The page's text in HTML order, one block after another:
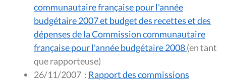
communautaire française pour l'année
budgétaire 2007 et budget des recettes et des
dépenses de la Commission communautaire
française pour l'année budgétaire 2008(en tant
que rapporteuse)
26/11/2007 : Rapport des commissions